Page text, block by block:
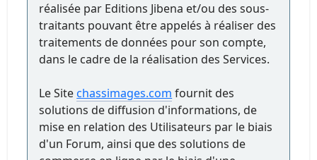
réalisée par Editions Jibena et/ou des sous-
traitants pouvant être appelés à réaliser des
traitements de données pour son compte,
dans le cadre de la réalisation des Services.
Le Sitechassimages.com fournit des
solutions de diffusion d'informations, de
mise en relation des Utilisateurs par le biais
d'un Forum, ainsi que des solutions de